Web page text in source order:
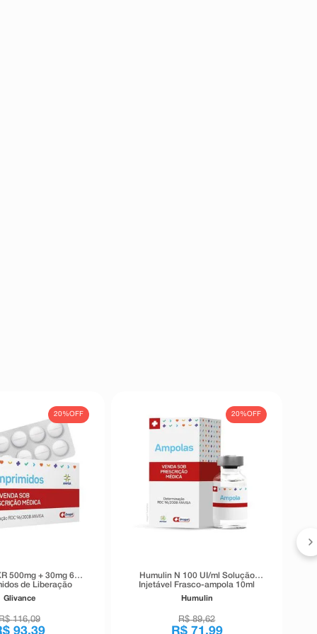
20%OFF
500mg + 30mg 60
de Liberação
Glivance
116,09
93,39
20%OFF
Humulin N 100 UI/ml Solução
Injetável Frasco-ampola 10ml
Humulin
R$ 89,62
R$ 71 ,99